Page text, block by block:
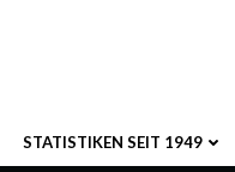
STATISTIKEN SEIT 1949